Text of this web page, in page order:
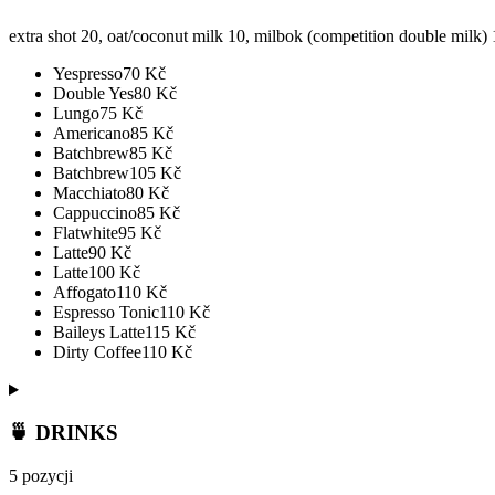
extra shot 20, oat/coconut milk 10, milbok (competition double milk)
Yespresso70 Kč
Double Yes80 Kč
Lungo75 Kč
Americano85 Kč
Batchbrew85 Kč
Batchbrew105 Kč
Macchiato80 Kč
Cappuccino85 Kč
Flatwhite95 Kč
Latte90 Kč
Latte100 Kč
Affogato110 Kč
Espresso Tonic110 Kč
Baileys Latte115 Kč
Dirty Coffee110 Kč
🍵 DRINKS
5 pozycji